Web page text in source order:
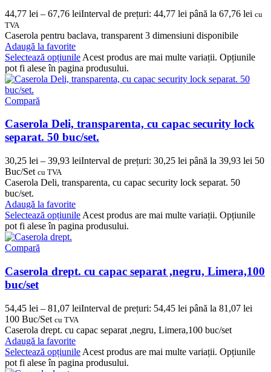
44,77 lei – 67,76 leiInterval de prețuri: 44,77 lei până la 67,76 lei cu
TVA
Caserola pentru baclava, transparent 3 dimensiuni disponibile
Adaugă la favorite
Selectează opțiunile Acest produs are mai multe variații. Opțiunile
pot fi alese în pagina produsului.
Compară
Caserola Deli, transparenta, cu capac security lock
separat. 50 buc/set.
30,25 lei – 39,93 leiInterval de prețuri: 30,25 lei până la 39,93 lei 50
Buc/Set cu TVA
Caserola Deli, transparenta, cu capac security lock separat. 50
buc/set.
Adaugă la favorite
Selectează opțiunile Acest produs are mai multe variații. Opțiunile
pot fi alese în pagina produsului.
Compară
Caserola drept. cu capac separat ,negru, Limera,100
buc/set
54,45 lei – 81,07 leiInterval de prețuri: 54,45 lei până la 81,07 lei
100 Buc/Set cu TVA
Caserola drept. cu capac separat ,negru, Limera,100 buc/set
Adaugă la favorite
Selectează opțiunile Acest produs are mai multe variații. Opțiunile
pot fi alese în pagina produsului.